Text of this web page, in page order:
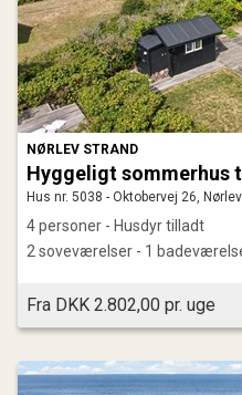
NØRLEV STRAND
Hyggeligt sommerhus
Hus nr. 5038 - Oktobervej 26, Nørlev
4 personer - Husdyr tilladt
2 soveværelser - 1
Fra DKK 2.802,00 pr. uge